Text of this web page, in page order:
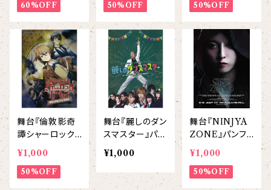
60%OFF 50%OFF 50%OFF
舞台『倫敦影奇
譚シャーロック・
ホームズ〜銀髪
の使者と七人の
容疑者』パンフレ
¥1,000
50%OFF
舞台『麗しのダン
スマスター』パン
フレット
¥1,000
舞台『NINJYA
ZONE』パンフ
レット
¥1,000
50%OFF